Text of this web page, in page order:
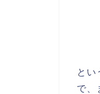
とい
で、